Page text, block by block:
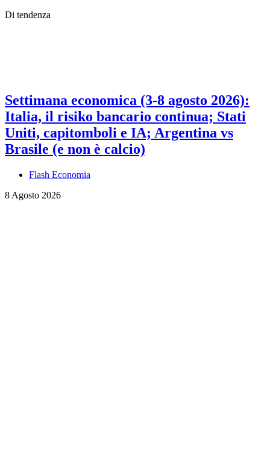
Di tendenza
Settimana economica (3-8 agosto 2026):
Italia, il risiko bancario continua; Stati
Uniti, capitomboli e IA; Argentina vs
Brasile (e non è calcio)
Flash Economia
8 Agosto 2026